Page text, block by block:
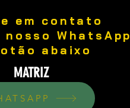
em contato
nosso WhatsApp
abaixo
MATRIZ